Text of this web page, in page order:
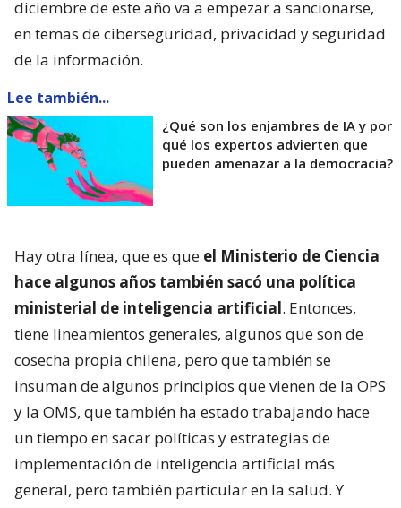
diciembre de este año va a empezar a sancionarse,
en temas de ciberseguridad, privacidad y seguridad
de la información.
Lee también...
¿Qué son los enjambres de IA y por
qué los expertos advierten que
pueden amenazar a la democracia?
Hay otra línea, que es que el Ministerio de Ciencia
hace algunos años también sacó una política
ministerial de inteligencia artificial. Entonces,
tiene lineamientos generales, algunos que son de
cosecha propia chilena, pero que también se
insuman de algunos principios que vienen de la OPS
y la OMS, que también ha estado trabajando hace
un tiempo en sacar políticas y estrategias de
implementación de inteligencia artificial más
general, pero también particular en la salud. Y